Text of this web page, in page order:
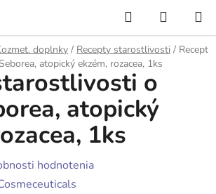
Hľadať
KOŠÍK
doplnky / Recepty starostlivosti / Recept
atopický ekzém, rozacea, 1ks
o
atopický
1ks
hodnotenia